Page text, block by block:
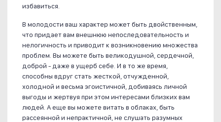
избавиться.
В молодости ваш характер может быть двойственным,
что придает вам внешнюю непоследовательность и
нелогичность и приводит к возникновению множества
проблем. Вы можете быть великодушной, сердечной,
доброй - даже в ущерб себе. И в то же время,
способны вдруг стать жесткой, отчужденной,
холодной и весьма эгоистичной, добиваясь личной
выгоды и жертвуя при этом интересами близких вам
людей. А еще вы можете витать в облаках, быть
рассеянной и непрактичной, не слушать разумных